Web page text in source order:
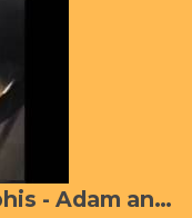
Pete Dunaway and Memphis - Adam and Eve/Don't let me cry Medley